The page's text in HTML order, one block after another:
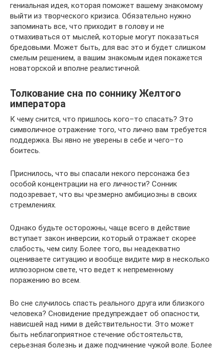
гениальная идея, которая поможет вашему знакомому
выйти из творческого кризиса. Обязательно нужно
запоминать все, что приходит в голову и не
отмахиваться от мыслей, которые могут показаться
бредовыми. Может быть, для вас это и будет слишком
смелым решением, а вашим знакомым идея покажется
новаторской и вполне реалистичной.
Толкование сна по соннику Желтого
императора
К чему снится, что пришлось кого–то спасать? Это
символичное отражение того, что лично вам требуется
поддержка. Вы явно не уверены в себе и чего–то
боитесь.
Приснилось, что вы спасали некого персонажа без
особой концентрации на его личности? Сонник
подозревает, что вы чрезмерно амбициозны в своих
стремлениях.
Однако будьте осторожны, чаще всего в действие
вступает закон инверсии, который отражает скорее
слабость, чем силу. Более того, вы неадекватно
оцениваете ситуацию и вообще видите мир в несколько
иллюзорном свете, что ведет к непременному
поражению во всем.
Во сне случилось спасть реального друга или близкого
человека? Сновидение предупреждает об опасности,
нависшей над ними в действительности. Это может
быть неблагоприятное стечение обстоятельств,
серьезная болезнь и даже подчинение чужой воле. Более